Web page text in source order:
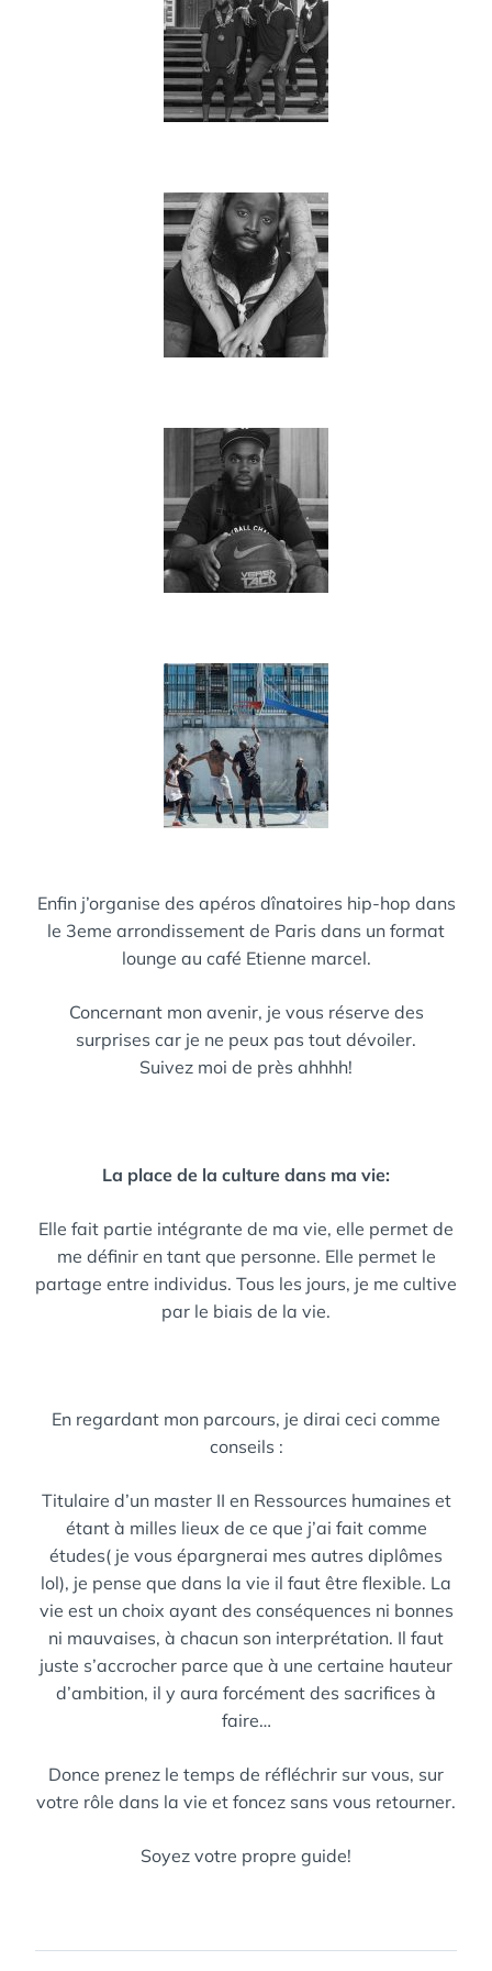
Enfin j’organise des apéros dînatoires hip-hop dans
le 3eme arrondissement de Paris dans un format
lounge au café Etienne marcel.
Concernant mon avenir, je vous réserve des
surprises car je ne peux pas tout dévoiler.
Suivez moi de près ahhhh!
La place de la culture dans ma vie:
Elle fait partie intégrante de ma vie, elle permet de
me définir en tant que personne. Elle permet le
partage entre individus. Tous les jours, je me cultive
par le biais de la vie.
En regardant mon parcours, je dirai ceci comme
conseils :
Titulaire d’un master II en Ressources humaines et
étant à milles lieux de ce que j’ai fait comme
études( je vous épargnerai mes autres diplômes
lol), je pense que dans la vie il faut être flexible. La
vie est un choix ayant des conséquences ni bonnes
ni mauvaises, à chacun son interprétation. Il faut
juste s’accrocher parce que à une certaine hauteur
d’ambition, il y aura forcément des sacrifices à
faire…
Donce prenez le temps de réfléchrir sur vous, sur
votre rôle dans la vie et foncez sans vous retourner.
Soyez votre propre guide!